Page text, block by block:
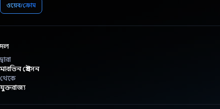
ওয়েব/ক্রোম
দল
দ্বারা
মারভিন প্রেইসন
থেকে
যুক্তরাজ্য